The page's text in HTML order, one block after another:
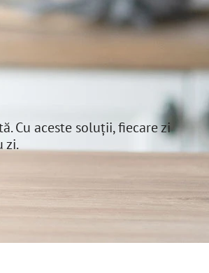
Cu aceste soluții, fiecare zi
zi.